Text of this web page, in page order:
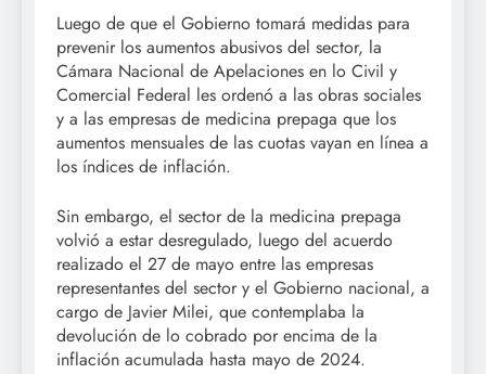
Luego de que el Gobierno tomará medidas para
prevenir los aumentos abusivos del sector, la
Cámara Nacional de Apelaciones en lo Civil y
Comercial Federal les ordenó a las obras sociales
y a las empresas de medicina prepaga que los
aumentos mensuales de las cuotas vayan en línea a
los índices de inflación.
Sin embargo, el sector de la medicina prepaga
volvió a estar desregulado, luego del acuerdo
realizado el 27 de mayo entre las empresas
representantes del sector y el Gobierno nacional, a
cargo de Javier Milei, que contemplaba la
devolución de lo cobrado por encima de la
inflación acumulada hasta mayo de 2024.